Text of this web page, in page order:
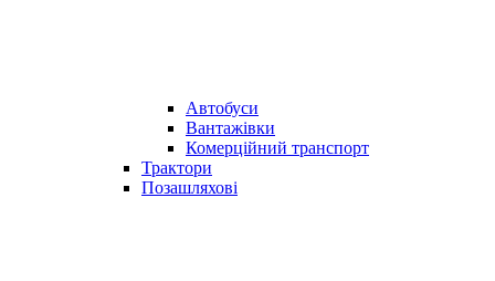
Автобуси
Вантажівки
Комерційний транспорт
Трактори
Позашляхові